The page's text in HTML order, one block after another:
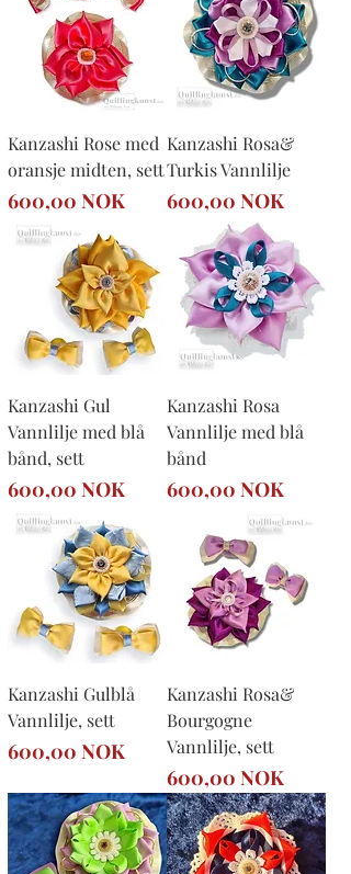
Kanzashi Rose med
oransje midten, sett
Precio
600,00 NOK
Kanzashi Rosa&
Turkis Vannlilje
Precio
600,00 NOK
Kanzashi Gul
Vannlilje med blå
bånd, sett
Precio
600,00 NOK
Kanzashi Rosa
Vannlilje med blå
bånd
Precio
600,00 NOK
Kanzashi Gulblå
Vannlilje, sett
Precio
600,00 NOK
Kanzashi Rosa&
Bourgogne
Vannlilje, sett
Precio
600,00 NOK